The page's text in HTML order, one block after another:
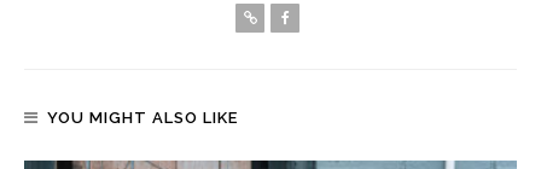
YOU MIGHT ALSO LIKE